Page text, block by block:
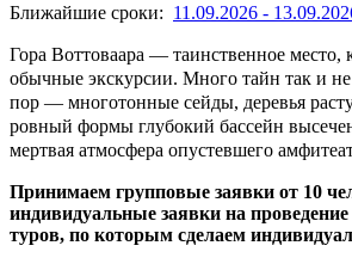
Ближайшие сроки: 11.09.2026 -
Гора Воттоваара — таинственное место,
обычные экскурсии. Много тайн так и
пор — многотонные сейды, деревья
ровный формы глубокий бассейн
мертвая атмосфера опустевшего
Принимаем групповые заявки от 10
индивидуальные заявки на
туров, по которым сделаем